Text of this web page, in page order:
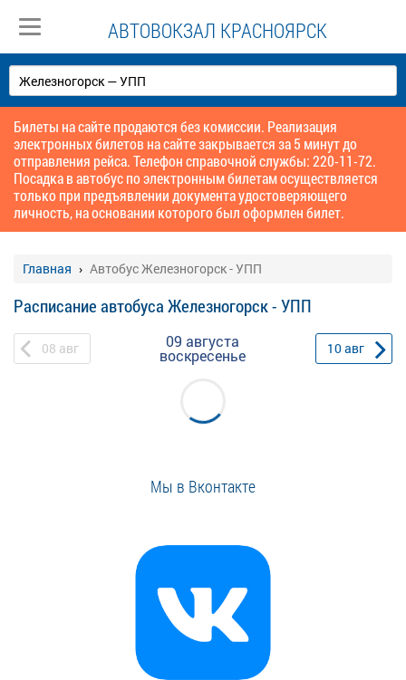
АВТОВОКЗАЛ КРАСНОЯРСК
Билеты на сайте продаются без комиссии. Реализация
электронных билетов на сайте закрывается за 5 минут до
отправления рейса. Телефон справочной службы: 220-11-72.
Посадка в автобус по электронным билетам осуществляется
только при предъявлении документа удостоверяющего
личность, на основании которого был оформлен билет.
Главная Автобус Железногорск - УПП
Расписание автобуса Железногорск - УПП
08 авг 09 августа
воскресенье 10авг
Мы в Вконтакте